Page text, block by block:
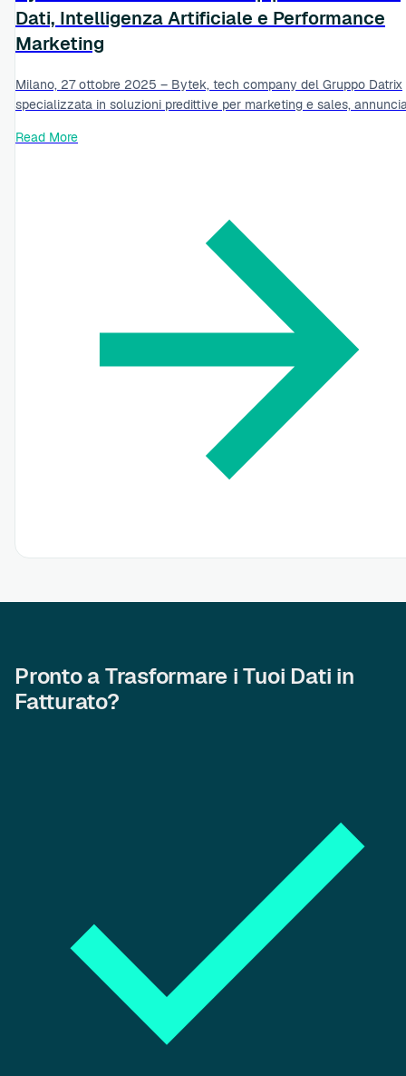
Dati, Intelligenza Artificiale e Performance
Marketing
Milano, 27 ottobre 2025 – Bytek, tech company del Gruppo Datrix
specializzata in soluzioni predittive per marketing e sales,
Read More
Pronto a Trasformare i Tuoi Dati in
Fatturato?